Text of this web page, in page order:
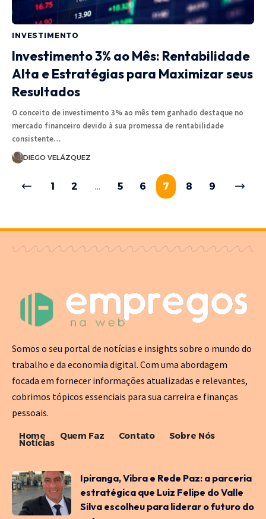
INVESTIMENTO
Investimento 3% ao Mês: Rentabilidade
Alta e Estratégias para Maximizar seus
Resultados
O conceito de investimento 3% ao mês tem ganhado destaque no
mercado financeiro devido à sua promessa de rentabilidade
consistente…
DIEGO VELÁZQUEZ
1 2 … 5 6 7 8 9
Somos o seu portal de notícias e insights sobre o mundo do
trabalho e da economia digital. Com uma abordagem
focada em fornecer informações atualizadas e relevantes,
cobrimos tópicos essenciais para sua carreira e finanças
pessoais.
Home Quem Faz Contato Sobre Nós
Notícias
Ipiranga, Vibra e Rede Paz: a parceria
estratégica que Luiz Felipe do Valle
Silva escolheu para liderar o futuro do